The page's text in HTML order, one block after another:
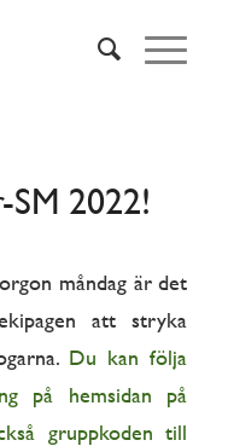
2022!
måndag är det
att stryka
Du kan följa
på hemsidan på
gruppkoden till